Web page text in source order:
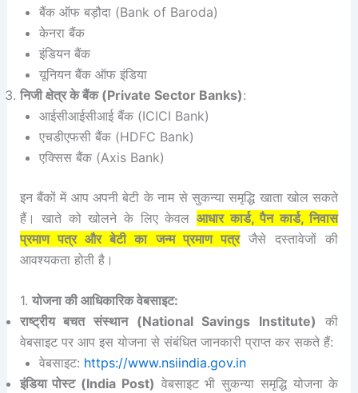
बैंक ऑफ बड़ौदा (Bank of Baroda)
केनरा बैंक
इंडियन बैंक
यूनियन बैंक ऑफ इंडिया
निजी क्षेत्र के बैंक (Private Sector Banks):
आईसीआईसीआई बैंक (ICICI Bank)
एचडीएफसी बैंक (HDFC Bank)
एक्सिस बैंक (Axis Bank)
इन बैंकों में आप अपनी बेटी के नाम से सुकन्या समृद्धि खाता खोल सकते
हैं। खाते को खोलने के लिए केवल आधार कार्ड, पैन कार्ड, निवास
प्रमाण पत्र और बेटी का जन्म प्रमाण पत्रजैसे दस्तावेजों की
आवश्यकता होती है।
1. योजना की आधिकारिक वेबसाइट:
राष्ट्रीय बचत संस्थान (National Savings Institute) की
वेबसाइट पर आप इस योजना से संबंधित जानकारी प्राप्त कर सकते हैं:
वेबसाइट: https://www.nsiindia.gov.in
इंडिया पोस्ट (India Post) वेबसाइट भी सुकन्या समृद्धि योजना के